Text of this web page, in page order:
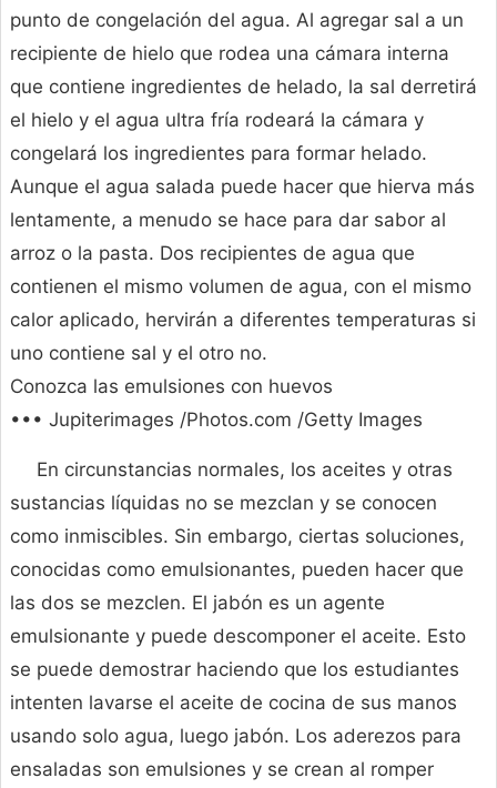
punto de congelación del agua. Al agregar sal a un
recipiente de hielo que rodea una cámara interna
que contiene ingredientes de helado, la sal derretirá
el hielo y el agua ultra fría rodeará la cámara y
congelará los ingredientes para formar helado.
Aunque el agua salada puede hacer que hierva más
lentamente, a menudo se hace para dar sabor al
arroz o la pasta. Dos recipientes de agua que
contienen el mismo volumen de agua, con el mismo
calor aplicado, hervirán a diferentes temperaturas si
uno contiene sal y el otro no.
Conozca las emulsiones con huevos
••• Jupiterimages /Photos.com /Getty Images
En circunstancias normales, los aceites y otras
sustancias líquidas no se mezclan y se conocen
como inmiscibles. Sin embargo, ciertas soluciones,
conocidas como emulsionantes, pueden hacer que
las dos se mezclen. El jabón es un agente
emulsionante y puede descomponer el aceite. Esto
se puede demostrar haciendo que los estudiantes
intenten lavarse el aceite de cocina de sus manos
usando solo agua, luego jabón. Los aderezos para
ensaladas son emulsiones y se crean al romper